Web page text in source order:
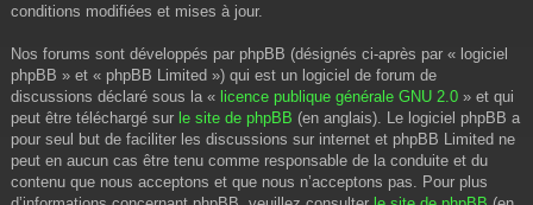
conditions modifiées et mises à jour.
Nos forums sont développés par phpBB (désignés ci-après par « logiciel
phpBB » et « phpBB Limited ») qui est un logiciel de forum de
discussions déclaré sous la « licence publique générale GNU 2.0 » et qui
peut être téléchargé sur le site de phpBB (en anglais). Le logiciel phpBB a
pour seul but de faciliter les discussions sur internet et phpBB Limited ne
peut en aucun cas être tenu comme responsable de la conduite et du
contenu que nous acceptons et que nous n’acceptons pas. Pour plus